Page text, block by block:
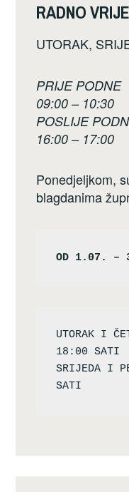
RADNO
UTORAK,
PRIJE PODNE
09:00 – 10:30
POSLIJE
16:00 – 17:00
Ponedjeljkom,
blagdanima
OD 1.07. –
UTORAK I
18:00 SATI
SRIJEDA I